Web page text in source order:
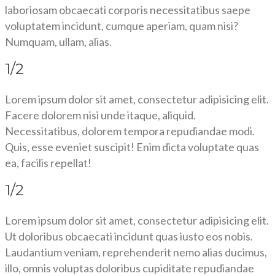
laboriosam obcaecati corporis necessitatibus saepe
voluptatem incidunt, cumque aperiam, quam nisi?
Numquam, ullam, alias.
1/2
Lorem ipsum dolor sit amet, consectetur adipisicing elit.
Facere dolorem nisi unde itaque, aliquid.
Necessitatibus, dolorem tempora repudiandae modi.
Quis, esse eveniet suscipit! Enim dicta voluptate quas
ea, facilis repellat!
1/2
Lorem ipsum dolor sit amet, consectetur adipisicing elit.
Ut doloribus obcaecati incidunt quas iusto eos nobis.
Laudantium veniam, reprehenderit nemo alias ducimus,
illo, omnis voluptas doloribus cupiditate repudiandae